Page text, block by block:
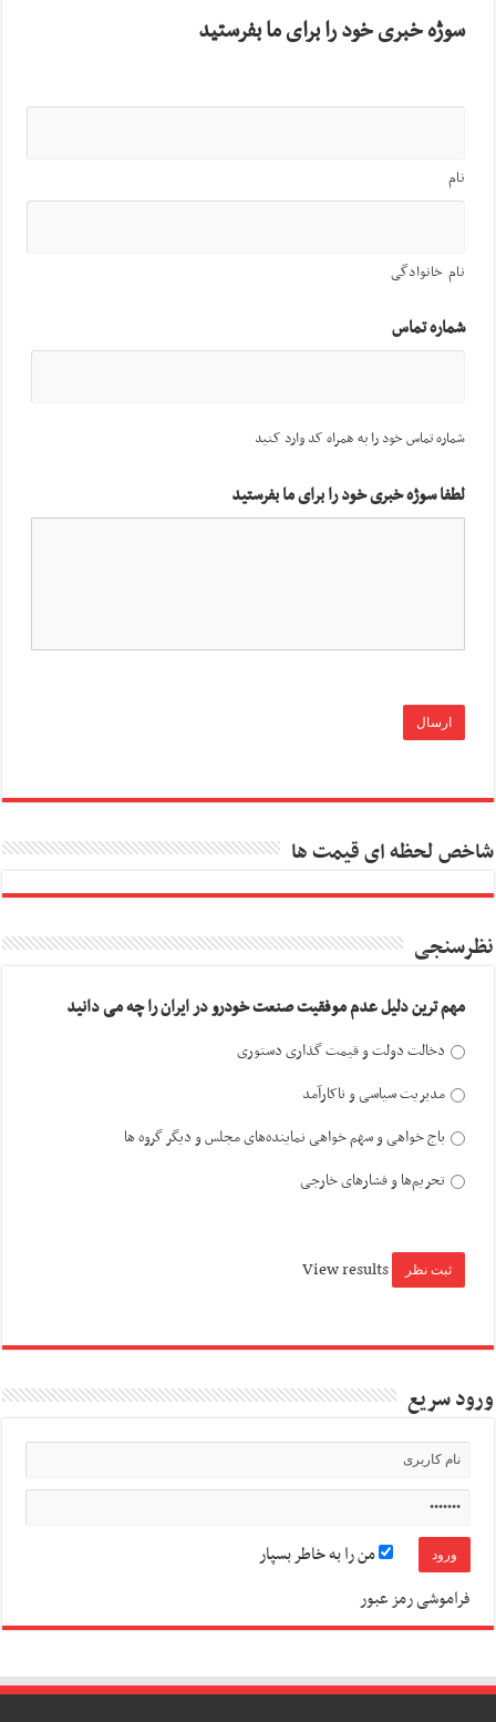
سوژه خبری خود را برای ما بفرستید
نام
نام خانوادگی
شماره تماس
شماره تماس خود را به همراه کد وارد کنید
لطفا سوژه خبری خود را برای ما بفرستید
شاخص لحظه ای قیمت ها
نظرسنجی
مهم ترین دلیل عدم موفقیت صنعت خودرو در ایران را چه می دانید
دخالت دولت و قیمت گذاری دستوری
مدیریت سیاسی و ناکارآمد
باج خواهی و سهم خواهی نماینده‌های مجلس و دیگر گروه ها
تحریم‌ها و فشارهای خارجی
View results
ورود سریع
من را به خاطر بسپار
فراموشی رمز عبور